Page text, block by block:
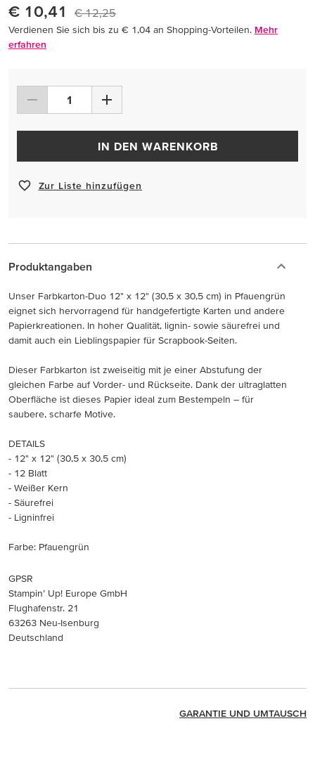
€ 10,41 € 12,25
Verdienen Sie sich bis zu € 1,04 an Shopping-Vorteilen. Mehr
erfahren
IN DEN WARENKORB
Zur Liste hinzufügen
Produktangaben
Unser Farbkarton-Duo 12" x 12" (30,5 x 30,5 cm) in Pfauengrün
eignet sich hervorragend für handgefertigte Karten und andere
Papierkreationen. In hoher Qualität, lignin- sowie säurefrei und
damit auch ein Lieblingspapier für Scrapbook-Seiten.
Dieser Farbkarton ist zweiseitig mit je einer Abstufung der
gleichen Farbe auf Vorder- und Rückseite. Dank der ultraglatten
Oberfläche ist dieses Papier ideal zum Bestempeln – für
saubere, scharfe Motive.
DETAILS
- 12" x 12" (30,5 x 30,5 cm)
- 12 Blatt
- Weißer Kern
- Säurefrei
- Ligninfrei
Farbe: Pfauengrün
GPSR
Stampin’ Up! Europe GmbH
Flughafenstr. 21
63263 Neu-Isenburg
Deutschland
GARANTIE UND UMTAUSCH